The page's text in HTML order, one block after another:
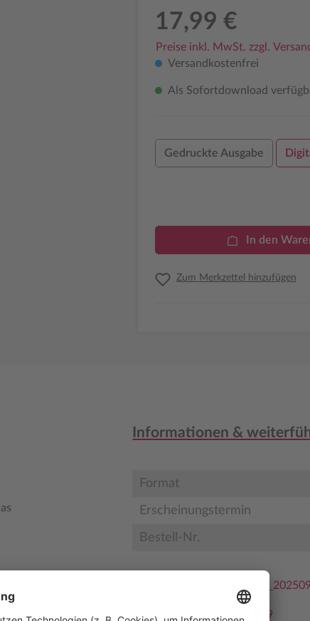
17,99 €
Preise inkl. MwSt. zzgl.
Versandkostenfrei
Als Sofortdownload
Gedruckte Ausgabe
In den
Zum Merkzettel hinzufügen
Informationen &
Format
Erscheinungstermin
Bestell-Nr.
Inhaltsverzeichnis GFF_202509
Leseprobe GFF_202509